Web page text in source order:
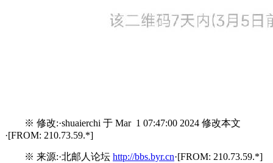
※ 修改:·shuaierchi 于 Mar 1 07:47:00 2024 修改本文
·[FROM: 210.73.59.*]
※ 来源:·北邮人论坛 http://bbs.byr.cn·[FROM: 210.73.59.*]